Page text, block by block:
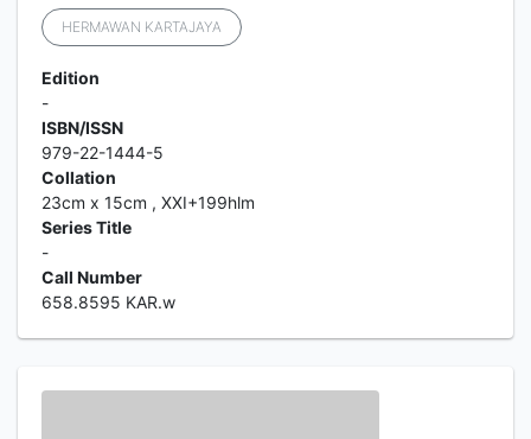
HERMAWAN KARTAJAYA
Edition
-
ISBN/ISSN
979-22-1444-5
Collation
23cm x 15cm , XXI+199hlm
Series Title
-
Call Number
658.8595 KAR.w